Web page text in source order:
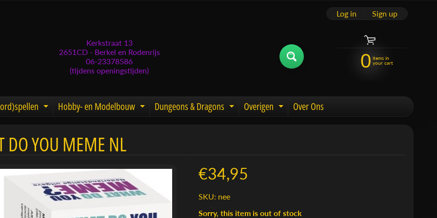
Kerkstraat 13
2651CD - Berkel en Rodenrijs
06-23378586
(tijdens openingstijden)
Log in Sign up
0 items in
your cart
child menuExpand child menu
Hobby- en Modelbouw Expand child menu
Dungeons & Dragons Expand child menu
Overigen Expand child menu
Over Ons
DO YOU MEME NL
€34,95
SKU: nee
Sorry, this item is out of stock